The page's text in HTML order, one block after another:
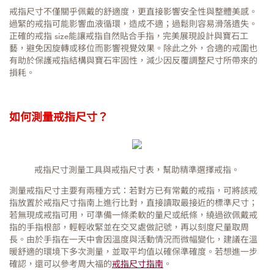
戒指尺寸不僅關乎佩戴的舒適度，更直接影響安全性與整體美感。
過緊的戒指可能影響血液循環，造成不適；過鬆則容易滑落遺失。
正確的戒指 size能讓戒指自然貼合手指，完美展現設計與寶石工
藝，避免因旋轉或移位而影響視覺效果。除此之外，合適的戒圍也
有助於保護戒指結構與寶石牢固性，減少因反覆調整尺寸所帶來的
損耗。
如何測量戒指尺寸？
戒指尺寸測量工具與戒指尺寸表，幫助精準選擇戒指。
測量戒指尺寸主要有兩種方式：若對方已有常戴的戒指，可將該戒
指放置於戒指尺寸指南上進行比對，直接讀取最接近的標準尺寸；
若無現成戒指可用，可準備一條柔軟的量尺或紙條，繞過欲佩戴戒
指的手指根部，輕輕收緊並在交叉處做記號，再以刻度尺量取周
長。由於手指在一天中會因溫度與活動情況而微幅變化，建議在溫
暖舒適的環境下多次測量，並取平均值以確保準確度。若想進一步
確認，還可以參考周大福的戒指尺寸指南 。